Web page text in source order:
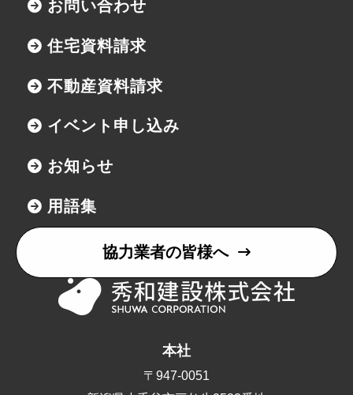
お問い合わせ
住宅資料請求
不動産資料請求
イベント申し込み
お知らせ
用語集
協力業者の皆様へ
本社
〒947-0051